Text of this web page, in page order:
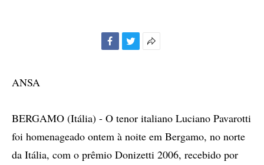
ANSA
BERGAMO (Itália) - O tenor italiano Luciano Pavarotti
foi homenageado ontem à noite em Bergamo, no norte
da Itália, com o prêmio Donizetti 2006, recebido por